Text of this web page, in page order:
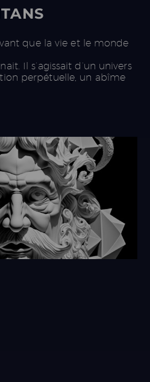
que la vie et le monde
Il s’agissait d’un univers
perpétuelle, un abîme